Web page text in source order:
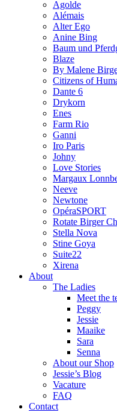
Agolde
Alémais
Alter Ego
Anine Bing
Baum und
Blaze
By Malene
Citizens of
Dante 6
Drykorn
Enes
Farm Rio
Ganni
Iro Paris
Johny
Love Stories
Margaux
Neeve
Newtone
OpéraSPORT
Rotate Birger
Stella Nova
Stine Goya
Suite22
Xirena
About
The Ladies
Meet the
Peggy
Jessie
Maaike
Sara
Senna
About our Shop
Jessie’s Blog
Vacature
FAQ
Contact